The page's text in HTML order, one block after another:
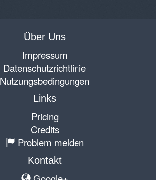
Über Uns
Impressum
Datenschutzrichtlinie
Nutzungsbedingungen
Links
Pricing
Credits
Problem melden
Kontakt